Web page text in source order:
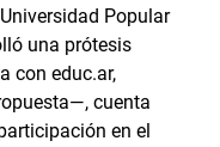
Popular
una prótesis
con educ.ar,
cuenta
en el